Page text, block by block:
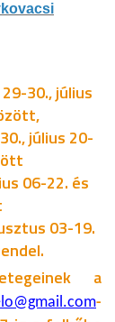
30., július
július 20-
06-22. és
03-19.
a
-